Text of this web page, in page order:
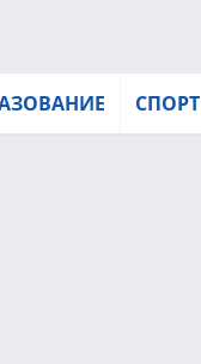
СПОРТ